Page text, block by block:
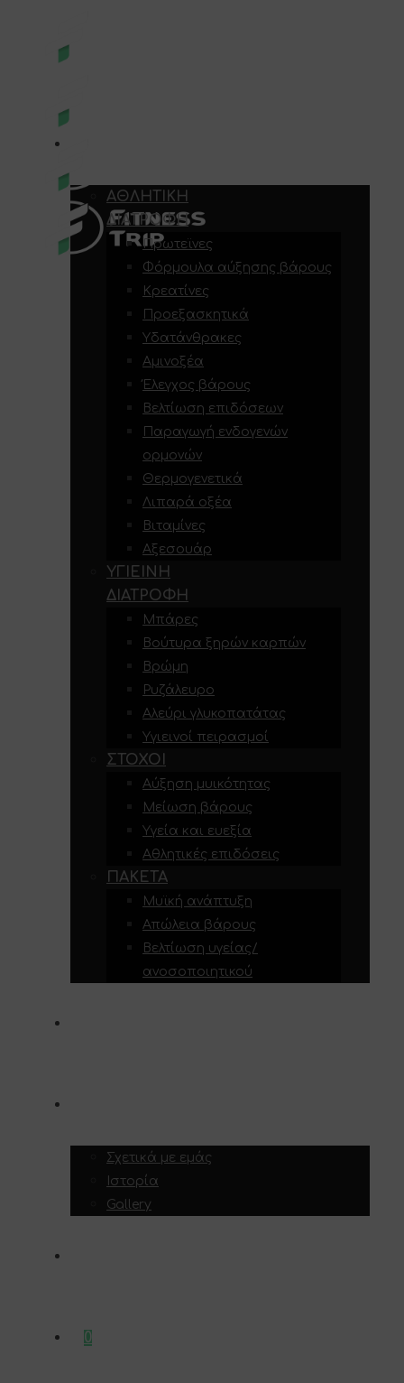
ΑΘΛΗΤΙΚΉ
ΔΙΑΤΡΟΦΉ
Πρωτεϊνες
Φόρμουλα αύξησης βάρους
Κρεατίνες
Προεξασκητικά
Υδατάνθρακες
Αμινοξέα
Έλεγχος βάρους
Βελτίωση επιδόσεων
Παραγωγή ενδογενών
ορμονών
Θερμογενετικά
Λιπαρά οξέα
Βιταμίνες
Αξεσουάρ
ΥΓΙΕΙΝΉ
ΔΙΑΤΡΟΦΉ
Μπάρες
Βούτυρα ξηρών καρπών
Βρώμη
Ρυζάλευρο
Αλεύρι γλυκοπατάτας
Υγιεινοί πειρασμοί
ΣΤΌΧΟΙ
Αύξηση μυικότητας
Μείωση βάρους
Υγεία και ευεξία
Αθλητικές επιδόσεις
ΠΑΚΈΤΑ
Μυϊκή ανάπτυξη
Απώλεια βάρους
Βελτίωση υγείας/
ανοσοποιητικού
Σχετικά με εμάς
Ιστορία
Gallery
0